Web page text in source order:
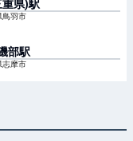
県)駅
鳥羽市
部駅
志摩市